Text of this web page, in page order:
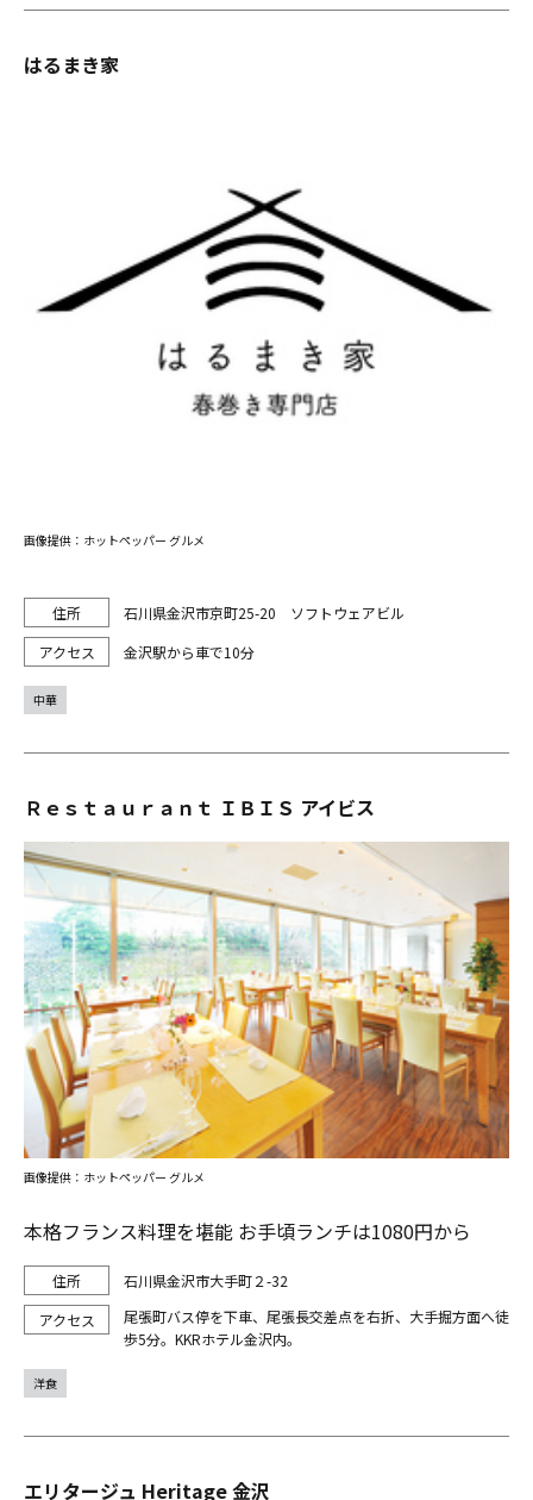
はるまき家
石川県金沢市京町25-20 ソフトウェアビル
金沢駅から車で10分
画像提供：ホットペッパー グルメ
中華
Ｒｅｓｔａｕｒａｎｔ ＩＢＩＳ アイビス
本格フランス料理を堪能 お手頃ランチは1080円から
石川県金沢市大手町２-32
尾張町バス停を下車、尾張長交差点を右折、大手掘方面へ徒
歩5分。KKRホテル金沢内。
画像提供：ホットペッパー グルメ
洋食
エリタージュ Heritage 金沢